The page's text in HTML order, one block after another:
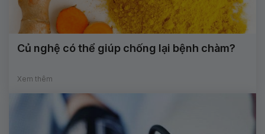
Củ nghệ có thể giúp chống lại bệnh chàm?
Xem thêm